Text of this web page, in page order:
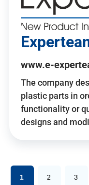
www.e-
The company
plastic parts in
functionality or
designs and
1 2 3